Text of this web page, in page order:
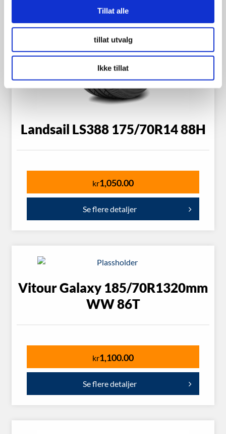
Tillat alle
tillat utvalg
Ikke tillat
Landsail LS388 175/70R14 88H
kr1,050.00
Se flere detaljer
Vitour Galaxy 185/70R1320mm
WW 86T
kr1,100.00
Se flere detaljer